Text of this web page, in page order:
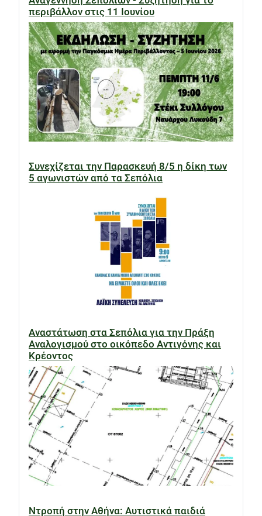
περιβάλλον στις 11 Ιουνίου
Συνεχίζεται την Παρασκευή 8/5 η δίκη των
5 αγωνιστών από τα Σεπόλια
Αναστάτωση στα Σεπόλια για την Πράξη
Αναλογισμού στο οικόπεδο Αντιγόνης και
Κρέοντος
Ντροπή στην Αθήνα: Αυτιστικά παιδιά